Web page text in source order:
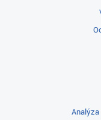
Analýza